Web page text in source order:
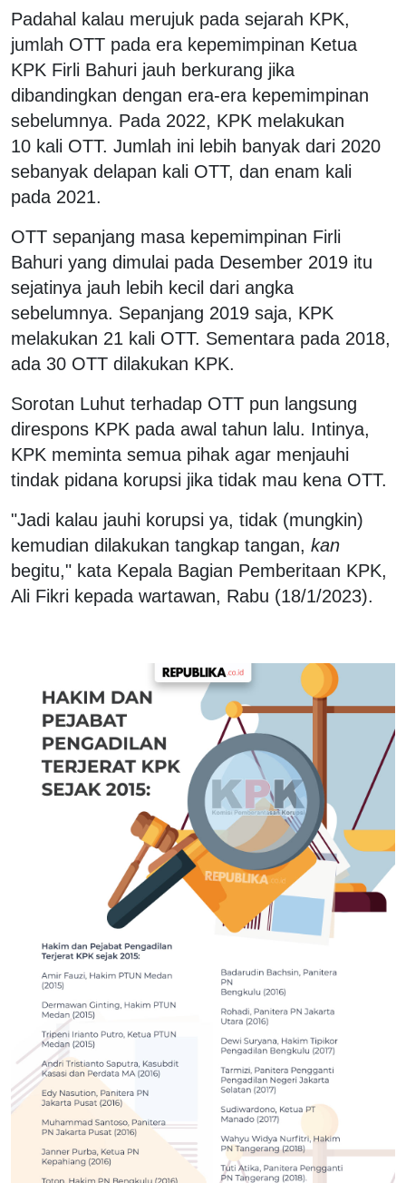
Padahal kalau merujuk pada sejarah KPK,
jumlah OTT pada era kepemimpinan Ketua
KPK Firli Bahuri jauh berkurang jika
dibandingkan dengan era-era kepemimpinan
sebelumnya. Pada 2022, KPK melakukan
10 kali OTT. Jumlah ini lebih banyak dari 2020
sebanyak delapan kali OTT, dan enam kali
pada 2021.
OTT sepanjang masa kepemimpinan Firli
Bahuri yang dimulai pada Desember 2019 itu
sejatinya jauh lebih kecil dari angka
sebelumnya. Sepanjang 2019 saja, KPK
melakukan 21 kali OTT. Sementara pada 2018,
ada 30 OTT dilakukan KPK.
Sorotan Luhut terhadap OTT pun langsung
direspons KPK pada awal tahun lalu. Intinya,
KPK meminta semua pihak agar menjauhi
tindak pidana korupsi jika tidak mau kena OTT.
"Jadi kalau jauhi korupsi ya, tidak (mungkin)
kemudian dilakukan tangkap tangan, kan
begitu," kata Kepala Bagian Pemberitaan KPK,
Ali Fikri kepada wartawan, Rabu (18/1/2023).